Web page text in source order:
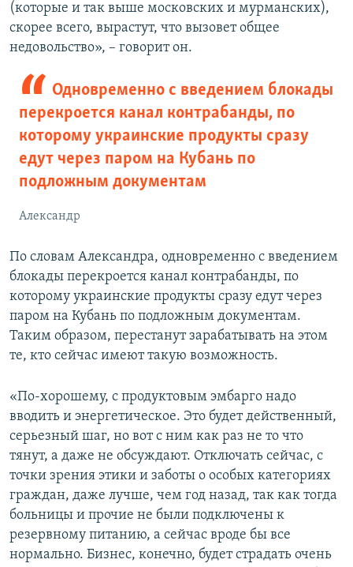
(которые и так выше московских и мурманских),
скорее всего, вырастут, что вызовет общее
недовольство», – говорит он.
Одновременно с введением блокады
перекроется канал контрабанды, по
которому украинские продукты сразу
едут через паром на Кубань по
подложным документам
Александр
По словам Александра, одновременно с введением
блокады перекроется канал контрабанды, по
которому украинские продукты сразу едут через
паром на Кубань по подложным документам.
Таким образом, перестанут зарабатывать на этом
те, кто сейчас имеют такую возможность.
«По-хорошему, с продуктовым эмбарго надо
вводить и энергетическое. Это будет действенный,
серьезный шаг, но вот с ним как раз не то что
тянут, а даже не обсуждают. Отключать сейчас, с
точки зрения этики и заботы о особых категориях
граждан, даже лучше, чем год назад, так как тогда
больницы и прочие не были подключены к
резервному питанию, а сейчас вроде бы все
нормально. Бизнес, конечно, будет страдать очень